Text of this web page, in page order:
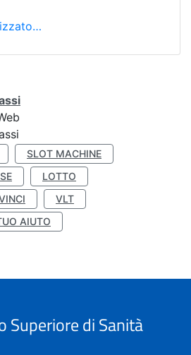
SLOT MACHINE
LOTTO
VLT
AIUTO
Superiore di Sanità